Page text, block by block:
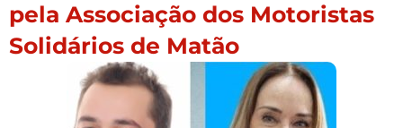
pela Associação dos Motoristas
Solidários de Matão